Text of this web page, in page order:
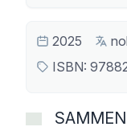
2025
ISBN: